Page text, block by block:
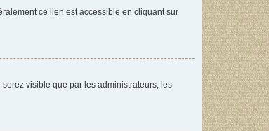
ce lien est accessible en cliquant sur
visible que par les administrateurs, les